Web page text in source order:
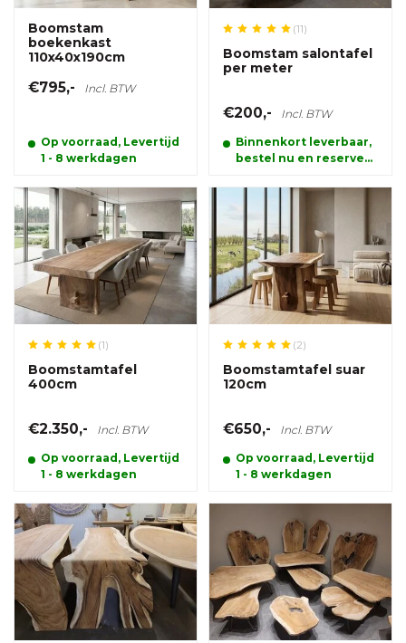
Boomstam
boekenkast
110x40x190cm
€795,- Incl. BTW
Op voorraad, Levertijd
1 - 8 werkdagen
(11)
Boomstam salontafel
per meter
€200,- Incl. BTW
Binnenkort leverbaar,
bestel nu en reserveer
(1)
Boomstamtafel
400cm
€2.350,- Incl. BTW
Op voorraad, Levertijd
1 - 8 werkdagen
(2)
Boomstamtafel suar
120cm
€650,- Incl. BTW
Op voorraad, Levertijd
1 - 8 werkdagen